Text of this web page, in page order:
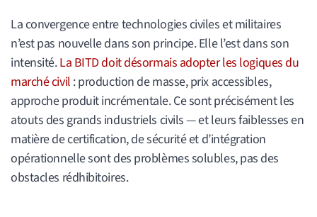
La convergence entre technologies civiles et militaires
n’est pas nouvelle dans son principe. Elle l’est dans son
intensité.La BITD doit désormais adopter les logiques du
marché civil : production de masse, prix accessibles,
approche produit incrémentale. Ce sont précisément les
atouts des grands industriels civils — et leurs faiblesses en
matière de certification, de sécurité et d’intégration
opérationnelle sont des problèmes solubles, pas des
obstacles rédhibitoires.